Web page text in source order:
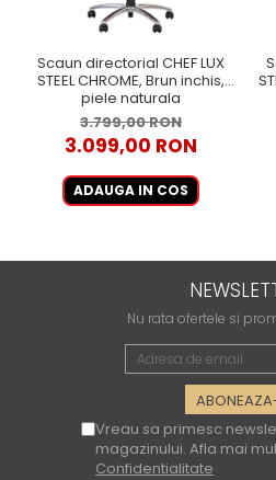
Scaun directorial CHEF LUX
STEEL CHROME, Brun inchis,
piele naturala
3.799,00 RON
3.099,00 RON
ADAUGA IN COS
Nu rata ofertele si
Vreau sa primesc
magazinului. Afla mai
Confidentialitate